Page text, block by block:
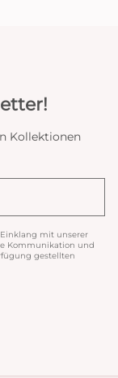
Kollektionen
mit unserer
Kommunikation und
gestellten